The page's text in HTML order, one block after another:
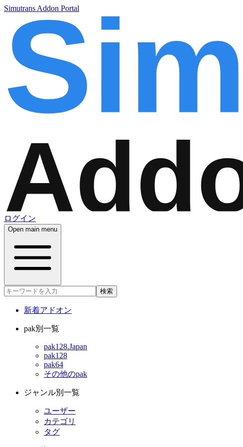
Simutrans Addon Portal
ログイン
Open main menu
検索
新着アドオン
pak別一覧
pak128.Japan
pak128
pak64
その他のpak
ジャンル別一覧
ユーザー
カテゴリ
タグ